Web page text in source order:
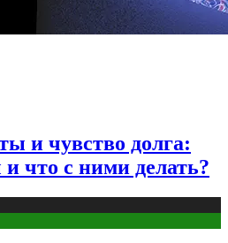
и чувство долга:
что с ними делать?